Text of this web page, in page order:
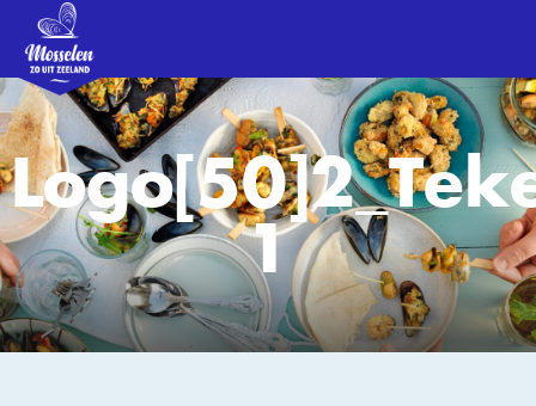
1